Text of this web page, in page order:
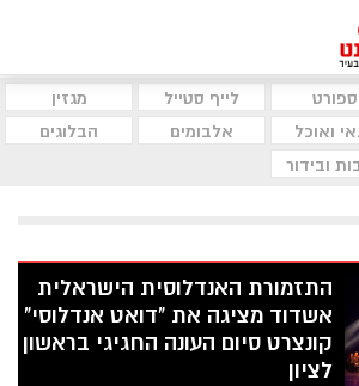
ספורט לייף סטייל
מגזין
ואוכל אלבומים
הבלוגים
ובידור
התזמורת האנדלוסית הישראלית
אשדוד מציגה את "דואט אנדלוסי"
קונצרט סיום העונה החגיגי בראשון
לציון